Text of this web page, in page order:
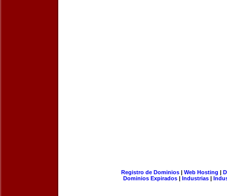
Registro de Dominios| Web Hosting |
Dominios Expirados | Industrias |